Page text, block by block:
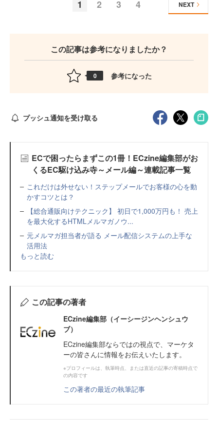
1 2 3 4 NEXT
この記事は参考になりましたか？
0 参考になった
プッシュ通知を受け取る
ECで困ったらまずこの1冊！ECzine編集部がお
くるEC駆け込み寺～メール編～連載記事一覧
これだけは外せない！ステップメールでお客様の心を動
かすコツとは？
【総合通販向けテクニック】 初日で1,000万円も！ 売上
を最大化するHTMLメルマガノウ...
元メルマガ担当者が語る メール配信システムの上手な
活用法
もっと読む
この記事の著者
ECzine編集部（イーシージンヘンシュウ
ブ）
ECzine編集部ならではの視点で、マーケタ
ーの皆さんに情報をお伝えいたします。
※プロフィールは、執筆時点、または直近の記事の寄稿時点で
の内容です
この著者の最近の執筆記事